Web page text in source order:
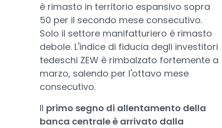
è rimasto in territorio espansivo sopra
50 per il secondo mese consecutivo.
Solo il settore manifatturiero è rimasto
debole. L'indice di fiducia degli investitori
tedeschi ZEW è rimbalzato fortemente a
marzo, salendo per l'ottavo mese
consecutivo.
Il primo segno di allentamento della
banca centrale è arrivato dalla